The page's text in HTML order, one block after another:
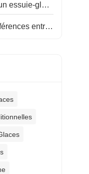
glace marin ?
conducteur et côté passager ?